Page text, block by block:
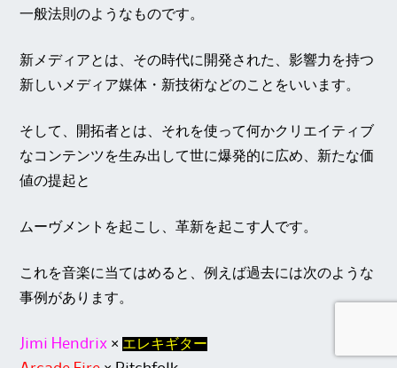
一般法則のようなものです。
新メディアとは、その時代に開発された、影響力を持つ
新しいメディア媒体・新技術などのことをいいます。
そして、開拓者とは、それを使って何かクリエイティブ
なコンテンツを生み出して世に爆発的に広め、新たな価
値の提起と
ムーヴメントを起こし、革新を起こす人です。
これを音楽に当てはめると、例えば過去には次のような
事例があります。
Jimi Hendrix × エレキギター